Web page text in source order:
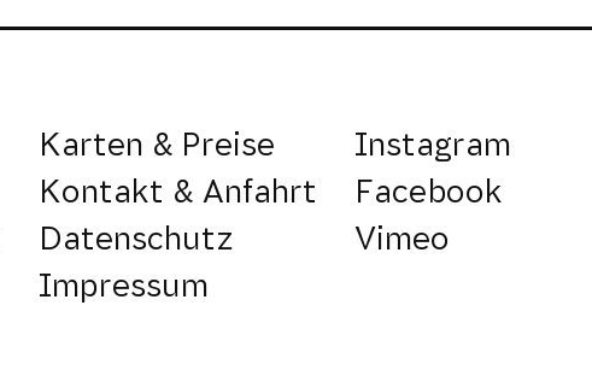
Karten & Preise
Kontakt & Anfahrt
Datenschutz
Impressum
Instagram
Facebook
Vimeo